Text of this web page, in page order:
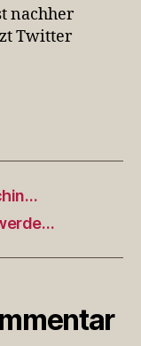
#Tatort
er…
nachher
Twitter